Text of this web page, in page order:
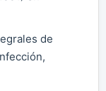
de